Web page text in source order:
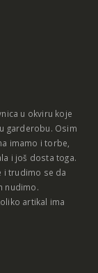
u okviru koje
garderobu. Osim
imamo i torbe,
i još dosta toga.
i trudimo se da
nudimo.
artikal ima